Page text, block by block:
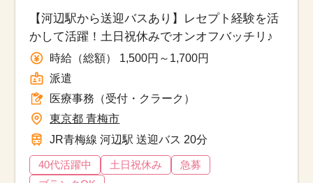
【河辺駅から送迎バスあり】レセプト経験を活
かして活躍！土日祝休みでオンオフバッチリ♪
時給（総額） 1,500円～1,700円
派遣
医療事務（受付・クラーク）
東京都 青梅市
JR青梅線 河辺駅 送迎バス 20分
40代活躍中 土日祝休み
急募